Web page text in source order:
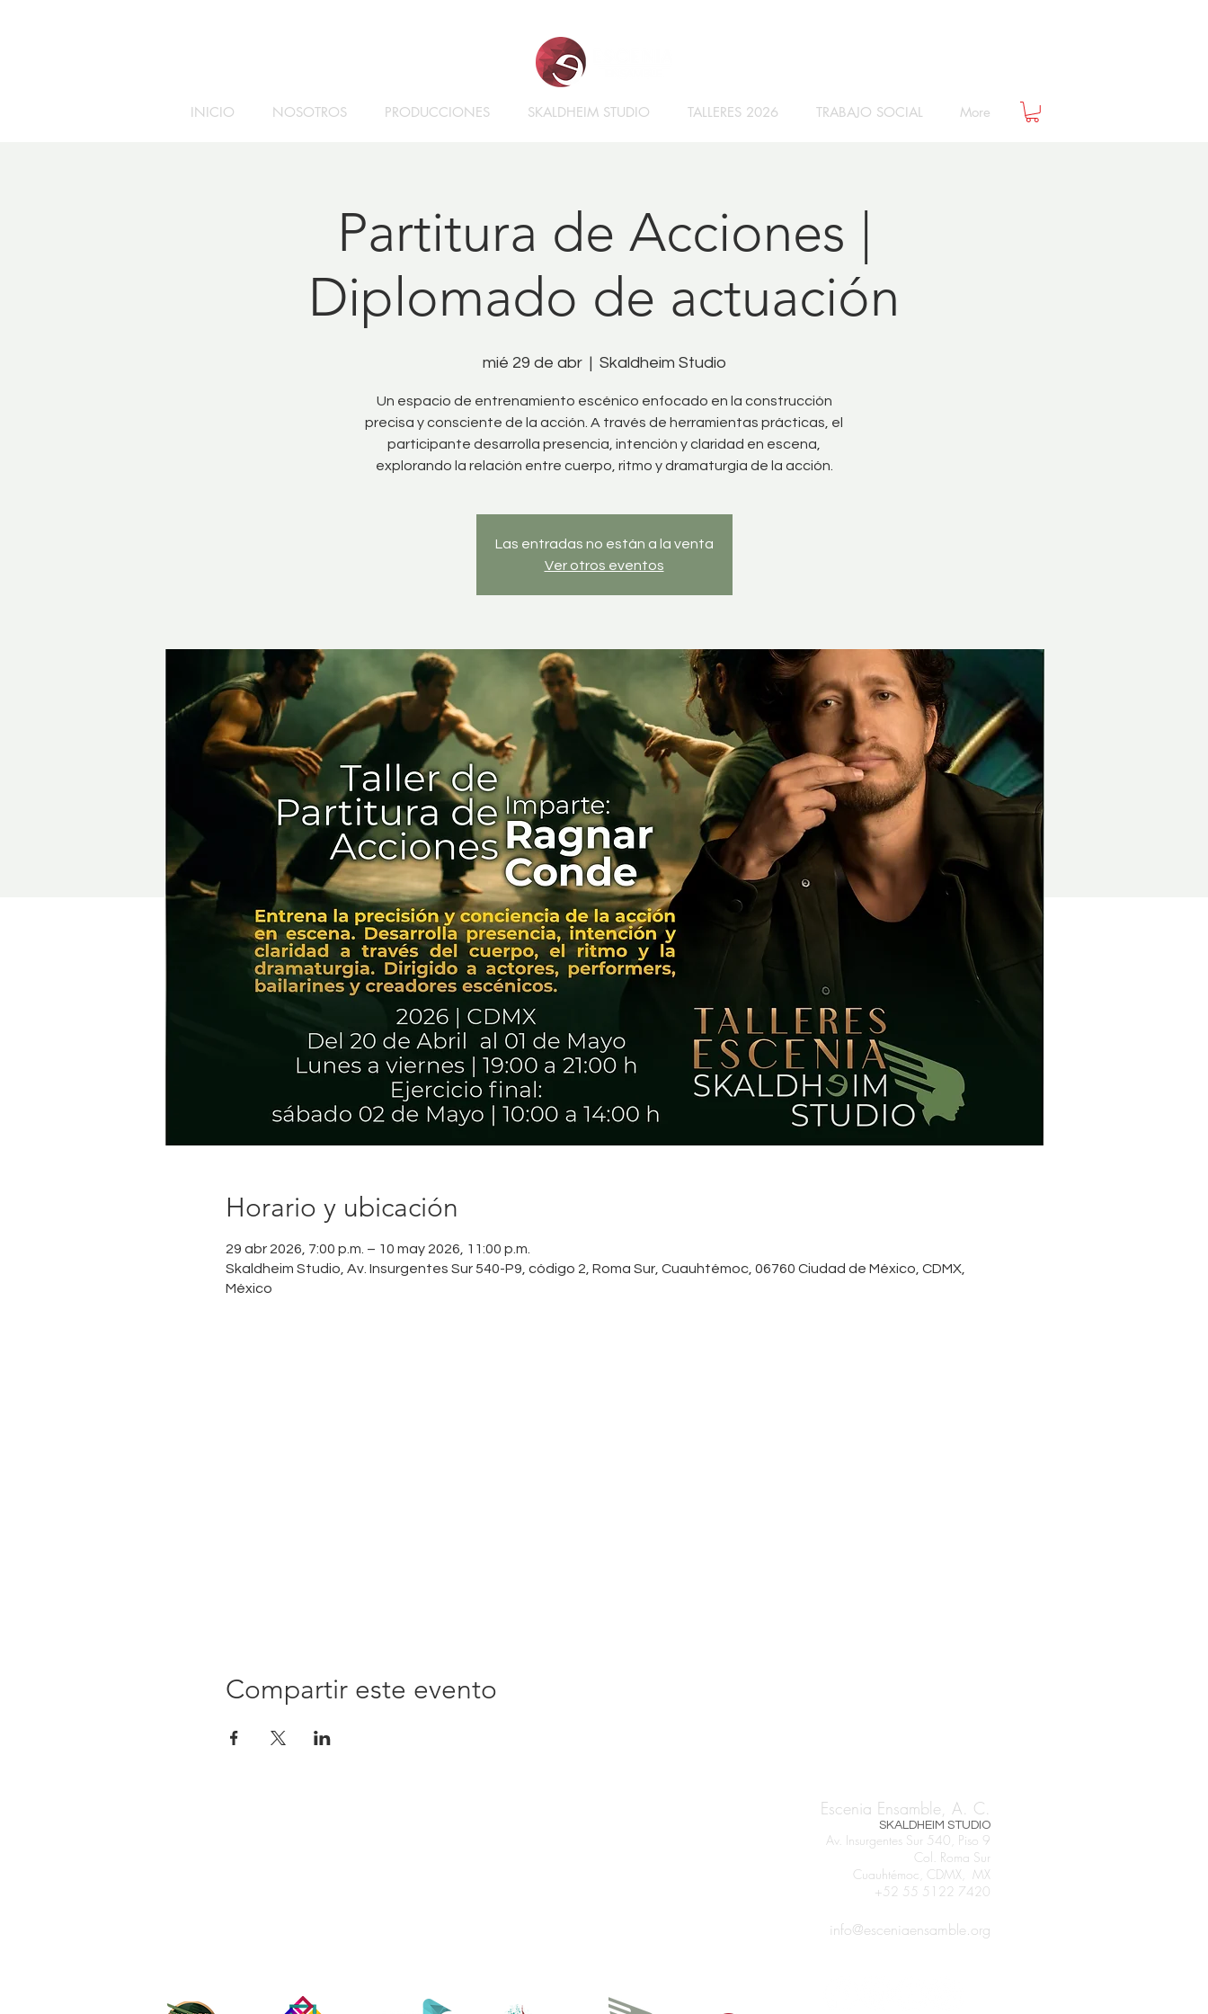
INICIO NOSOTROS PRODUCCIONES SKALDHEIM STUDIO TALLERES 2026 TRABAJO SOCIAL More
Partitura de Acciones |
Diplomado de actuación
mié 29 de abr
  |
Skaldheim Studio
Un espacio de entrenamiento escénico enfocado en la construcción
precisa y consciente de la acción. A través de herramientas prácticas, el
participante desarrolla presencia, intención y claridad en escena,
explorando la relación entre cuerpo, ritmo y dramaturgia de la acción.
Las entradas no están a la venta
Ver otros eventos
Horario y ubicación
29 abr 2026, 7:00 p.m. – 10 may 2026, 11:00 p.m.
Skaldheim Studio, Av. Insurgentes Sur 540-P9, código 2, Roma Sur, Cuauhtémoc, 06760 Ciudad de México, CDMX,
México
Compartir este evento
Escenia Ensamble, A. C.
SKALDHEIM STUDIO
Av. Insurgentes Sur 540, Piso 9
Col. Roma Sur
Cuauhtémoc, CDMX, MX
+52 55 5122 7420
info@esceniaensamble.org